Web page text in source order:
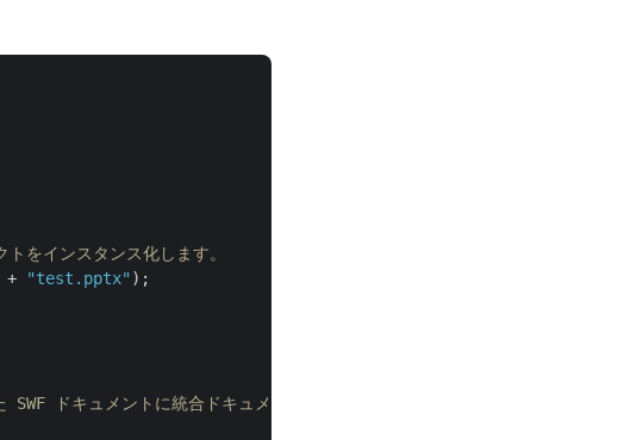
をインスタンス化します。
+ "test.pptx" );
ドキュメントに統合ドキュメント ビューアーを含めるかどうかを指定します